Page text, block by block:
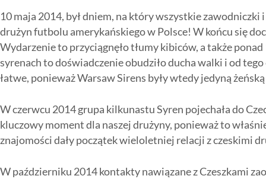
10 maja 2014, był dniem, na który wszystkie zawodniczki
drużyn futbolu amerykańskiego w Polsce! W końcu się
Wydarzenie to przyciągnęło tłumy kibiców, a także
syrenach to doświadczenie obudziło ducha walki i od
łatwe, ponieważ Warsaw Sirens były wtedy jedyną
W czerwcu 2014 grupa kilkunastu Syren pojechała do
kluczowy moment dla naszej drużyny, ponieważ to
znajomości dały początek wieloletniej relacji z czeskimi
W październiku 2014 kontakty nawiązane z Czeszkami